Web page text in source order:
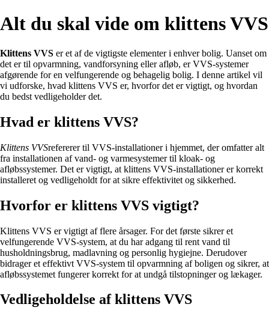
Alt du skal vide om klittens VVS
Klittens VVS er et af de vigtigste elementer i enhver bolig. Uanset om
det er til opvarmning, vandforsyning eller afløb, er VVS-systemer
afgørende for en velfungerende og behagelig bolig. I denne artikel vil
vi udforske, hvad klittens VVS er, hvorfor det er vigtigt, og hvordan
du bedst vedligeholder det.
Hvad er klittens VVS?
Klittens VVSrefererer til VVS-installationer i hjemmet, der omfatter alt
fra installationen af vand- og varmesystemer til kloak- og
afløbssystemer. Det er vigtigt, at klittens VVS-installationer er korrekt
installeret og vedligeholdt for at sikre effektivitet og sikkerhed.
Hvorfor er klittens VVS vigtigt?
Klittens VVS er vigtigt af flere årsager. For det første sikrer et
velfungerende VVS-system, at du har adgang til rent vand til
husholdningsbrug, madlavning og personlig hygiejne. Derudover
bidrager et effektivt VVS-system til opvarmning af boligen og sikrer, at
afløbssystemet fungerer korrekt for at undgå tilstopninger og lækager.
Vedligeholdelse af klittens VVS